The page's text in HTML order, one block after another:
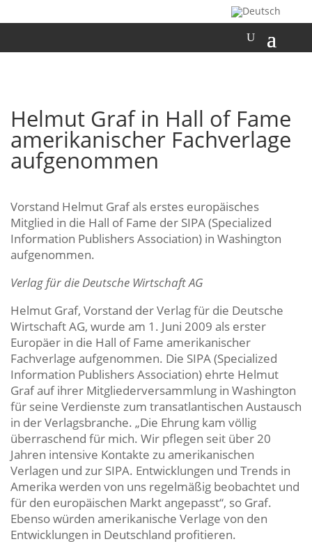
Helmut Graf in Hall of Fame
amerikanischer Fachverlage
aufgenommen
Vorstand Helmut Graf als erstes europäisches
Mitglied in die Hall of Fame der SIPA (Specialized
Information Publishers Association) in Washington
aufgenommen.
Verlag für die Deutsche Wirtschaft AG
Helmut Graf, Vorstand der Verlag für die Deutsche
Wirtschaft AG, wurde am 1. Juni 2009 als erster
Europäer in die Hall of Fame amerikanischer
Fachverlage aufgenommen. Die SIPA (Specialized
Information Publishers Association) ehrte Helmut
Graf auf ihrer Mitgliederversammlung in Washington
für seine Verdienste zum transatlantischen Austausch
in der Verlagsbranche. „Die Ehrung kam völlig
überraschend für mich. Wir pflegen seit über 20
Jahren intensive Kontakte zu amerikanischen
Verlagen und zur SIPA. Entwicklungen und Trends in
Amerika werden von uns regelmäßig beobachtet und
für den europäischen Markt angepasst“, so Graf.
Ebenso würden amerikanische Verlage von den
Entwicklungen in Deutschland profitieren.